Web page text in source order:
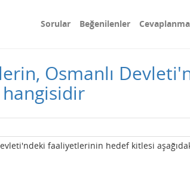
Sorular Beğenilenler
Osmanlı
hangisidir
faaliyetlerinin hedef kitlesi